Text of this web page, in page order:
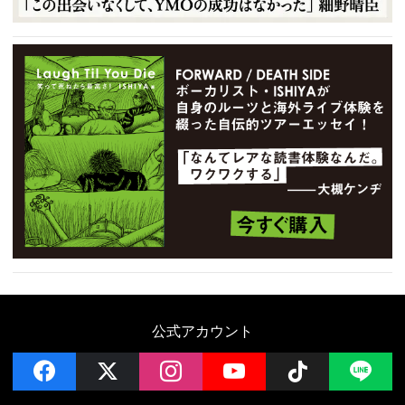
公式アカウント
facebook instagramYouTube Follow